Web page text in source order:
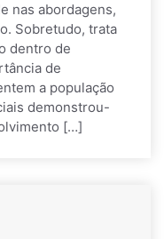
nas abordagens,
Sobretudo, trata
dentro de
de
a população
demonstrou-
[…]